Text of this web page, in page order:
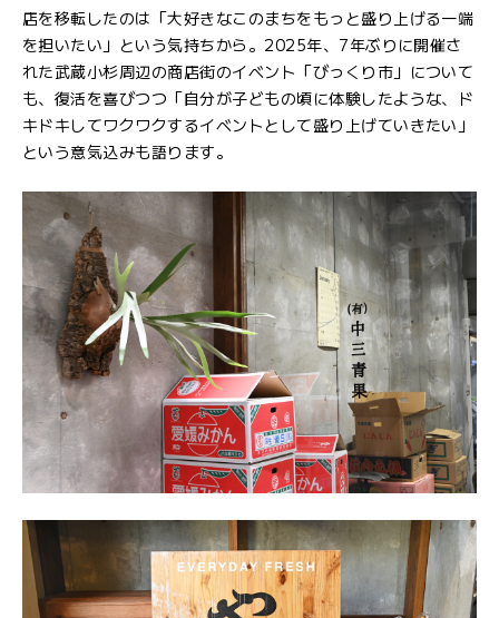
店を移転したのは「大好きなこのまちをもっと盛り上げる一端
を担いたい」という気持ちから。2025年、7年ぶりに開催さ
れた武蔵小杉周辺の商店街のイベント「びっくり市」について
も、復活を喜びつつ「自分が子どもの頃に体験したような、ド
キドキしてワクワクするイベントとして盛り上げていきたい」
という意気込みも語ります。